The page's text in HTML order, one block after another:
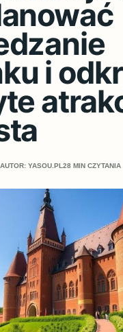
i
AUTOR: YASOU.PL 28 MIN CZYTANIA